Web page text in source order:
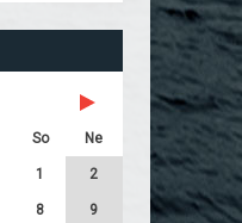
So Ne
1 2
8 9